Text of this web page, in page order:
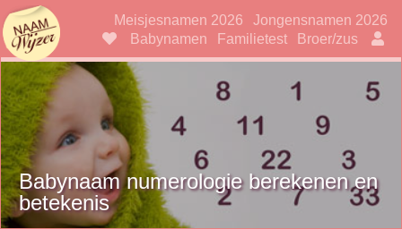
NaamwijzerMeisjesnamen 2026
Jongensnamen 2026
Babynamen
Familietest Broer/zus
Babynaam numerologie berekenen en
betekenis